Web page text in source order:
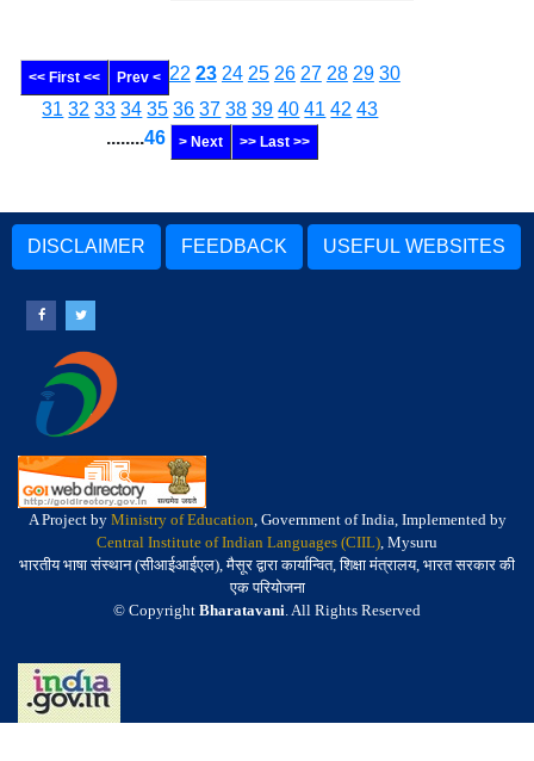
<< First << Prev < 22 23 24 25 26 27 28 29 30
31 32 33 34 35 36 37 38 39 40 41 42 43
........46 > Next >> Last >>
DISCLAIMER FEEDBACK USEFUL WEBSITES
A Project by Ministry of Education, Government of India, Implemented by
Central Institute of Indian Languages (CIIL), Mysuru
भारतीय भाषा संस्थान (सीआईआईएल), मैसूर द्वारा कार्यान्वित, शिक्षा मंत्रालय, भारत सरकार की
एक परियोजना
© Copyright Bharatavani. All Rights Reserved